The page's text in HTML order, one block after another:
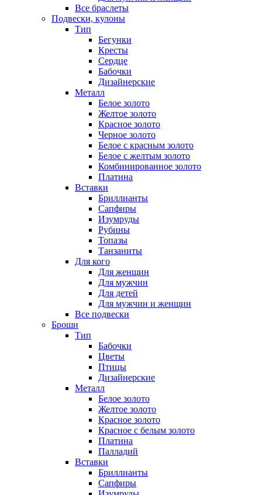
Все браслеты
Подвески, кулоны
Тип
Бегунки
Кресты
Сердце
Бабочки
Дизайнерские
Металл
Белое золото
Желтое золото
Красное золото
Черное золото
Белое с красным золото
Белое с желтым золото
Комбинированное золото
Платина
Вставки
Бриллианты
Сапфиры
Изумруды
Рубины
Топазы
Танзаниты
Для кого
Для женщин
Для мужчин
Для детей
Для мужчин и женщин
Все подвески
Броши
Тип
Бабочки
Цветы
Птицы
Дизайнерские
Металл
Белое золото
Желтое золото
Красное золото
Красное с белым золото
Платина
Палладий
Вставки
Бриллианты
Сапфиры